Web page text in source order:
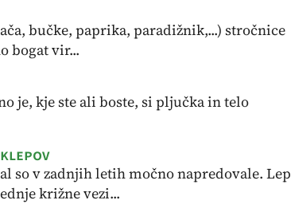
bučke, paprika, paradižnik,...) stročnice
bogat vir...
je, kje ste ali boste, si pljučka in telo
so v zadnjih letih močno napredovale. Lep
križne vezi...